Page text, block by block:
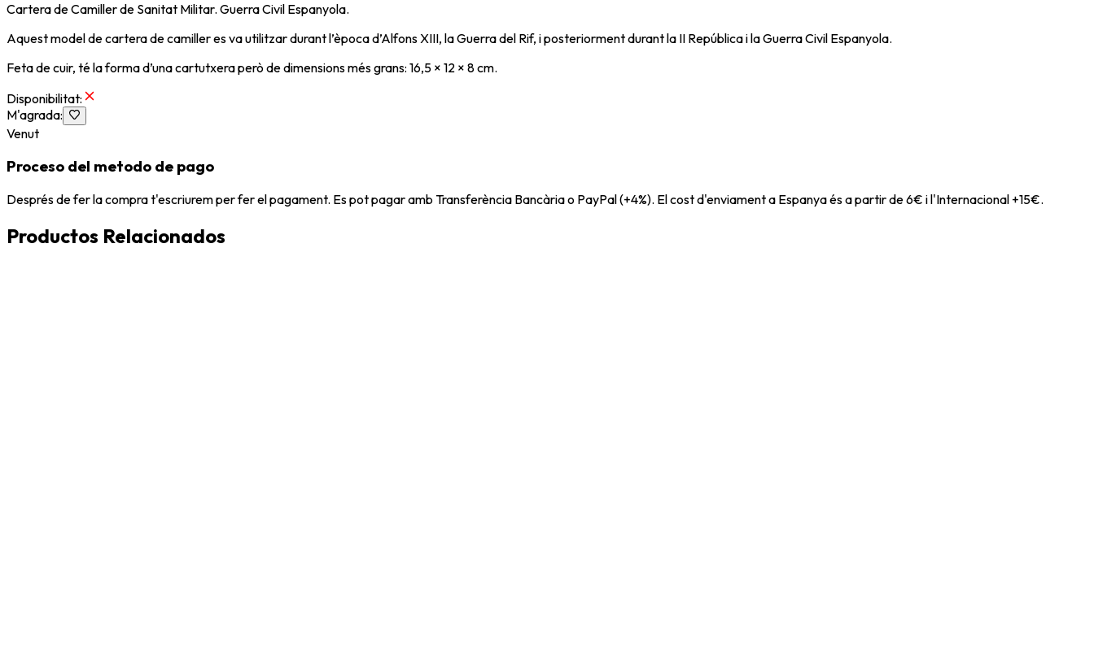
Cartera de Camiller de Sanitat Militar. Guerra Civil Espanyola.
Aquest model de cartera de camiller es va utilitzar durant l’època d’Alfons XIII, la Guerra del Rif, i posteriorment durant la II República i la Guerra Civil Espanyola.
Feta de cuir, té la forma d’una cartutxera però de dimensions més grans: 16,5 × 12 × 8 cm.
Disponibilitat:
M'agrada:
Venut
Proceso del metodo de pago
Després de fer la compra t'escriurem per fer el pagament. Es pot pagar amb Transferència Bancària o PayPal (+4%). El cost d'enviament a Espanya és a partir de 6€ i l'Internacional +15€.
Productos Relacionados